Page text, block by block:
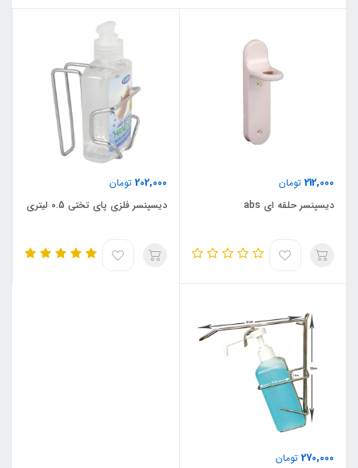
212,000 تومان
دیسپنسر حلقه ای abs
202,000 تومان
دیسپنسر فلزی پای تختی 0.5 لیتری
270,000 تومان